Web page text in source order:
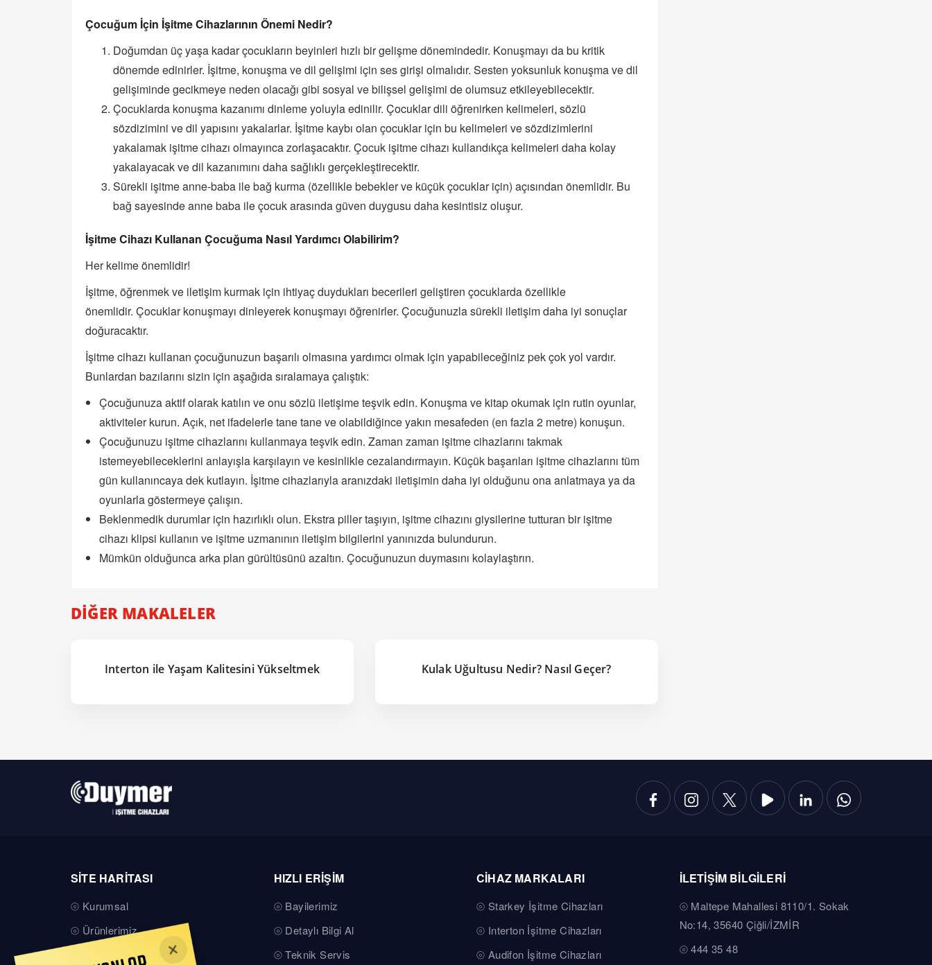
Çocuğum İçin İşitme Cihazlarının Önemi Nedir?
Doğumdan üç yaşa kadar çocukların beyinleri hızlı bir gelişme dönemindedir. Konuşmayı da bu kritik
dönemde edinirler. İşitme, konuşma ve dil gelişimi için ses girişi olmalıdır. Sesten yoksunluk konuşma ve dil
gelişiminde gecikmeye neden olacağı gibi sosyal ve bilişsel gelişimi de olumsuz etkileyebilecektir.
Çocuklarda konuşma kazanımı dinleme yoluyla edinilir. Çocuklar dili öğrenirken kelimeleri, sözlü
sözdizimini ve dil yapısını yakalarlar. İşitme kaybı olan çocuklar için bu kelimeleri ve sözdizimlerini
yakalamak işitme cihazı olmayınca zorlaşacaktır. Çocuk işitme cihazı kullandıkça kelimeleri daha kolay
yakalayacak ve dil kazanımını daha sağlıklı gerçekleştirecektir.
Sürekli işitme anne-baba ile bağ kurma (özellikle bebekler ve küçük çocuklar için) açısından önemlidir. Bu
bağ sayesinde anne baba ile çocuk arasında güven duygusu daha kesintisiz oluşur.
İşitme Cihazı Kullanan Çocuğuma Nasıl Yardımcı Olabilirim?
Her kelime önemlidir!
İşitme, öğrenmek ve iletişim kurmak için ihtiyaç duydukları becerileri geliştiren çocuklarda özellikle
önemlidir. Çocuklar konuşmayı dinleyerek konuşmayı öğrenirler. Çocuğunuzla sürekli iletişim daha iyi sonuçlar
doğuracaktır.
İşitme cihazı kullanan çocuğunuzun başarılı olmasına yardımcı olmak için yapabileceğiniz pek çok yol vardır.
Bunlardan bazılarını sizin için aşağıda sıralamaya çalıştık:
Çocuğunuza aktif olarak katılın ve onu sözlü iletişime teşvik edin. Konuşma ve kitap okumak için rutin oyunlar,
aktiviteler kurun. Açık, net ifadelerle tane tane ve olabildiğince yakın mesafeden (en fazla 2 metre) konuşun.
Çocuğunuzu işitme cihazlarını kullanmaya teşvik edin. Zaman zaman işitme cihazlarını takmak
istemeyebileceklerini anlayışla karşılayın ve kesinlikle cezalandırmayın. Küçük başarıları işitme cihazlarını tüm
gün kullanıncaya dek kutlayın. İşitme cihazlarıyla aranızdaki iletişimin daha iyi olduğunu ona anlatmaya ya da
oyunlarla göstermeye çalışın.
Beklenmedik durumlar için hazırlıklı olun. Ekstra piller taşıyın, işitme cihazını giysilerine tutturan bir işitme
cihazı klipsi kullanın ve işitme uzmanının iletişim bilgilerini yanınızda bulundurun.
Mümkün olduğunca arka plan gürültüsünü azaltın. Çocuğunuzun duymasını kolaylaştırın.
DİĞER MAKALELER
Interton ile Yaşam Kalitesini Yükseltmek Kulak Uğultusu Nedir? Nasıl Geçer?
SİTE HARİTASI
Kurumsal
Ürünlerimiz
Teknik Servis
HIZLI ERİŞİM
Bayilerimiz
Detaylı Bilgi Al
Teknik Servis
CİHAZ MARKALARI
Starkey İşitme Cihazları
Interton İşitme Cihazları
Audifon İşitme Cihazları
İLETİŞİM BİLGİLERİ
Maltepe Mahallesi 8110/1. Sokak
No:14, 35640 Çiğli/İZMİR
444 35 48